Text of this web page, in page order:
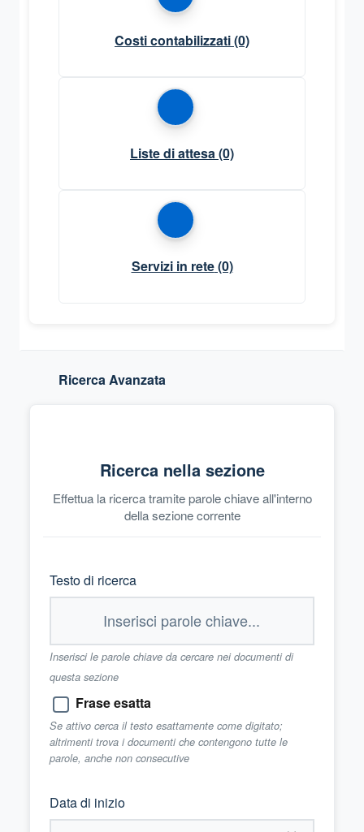
Costi contabilizzati(0)
Liste di attesa (0)
Servizi in rete(0)
Ricerca Avanzata
Ricerca nella sezione
Effettua la ricerca tramite parole chiave all'interno
della sezione corrente
Testo di ricerca
Inserisci le parole chiave da cercare nei documenti di
questa sezione
Frase esatta
Se attivo cerca il testo esattamente come digitato;
altrimenti trova i documenti che contengono tutte le
parole, anche non consecutive
Data di inizio